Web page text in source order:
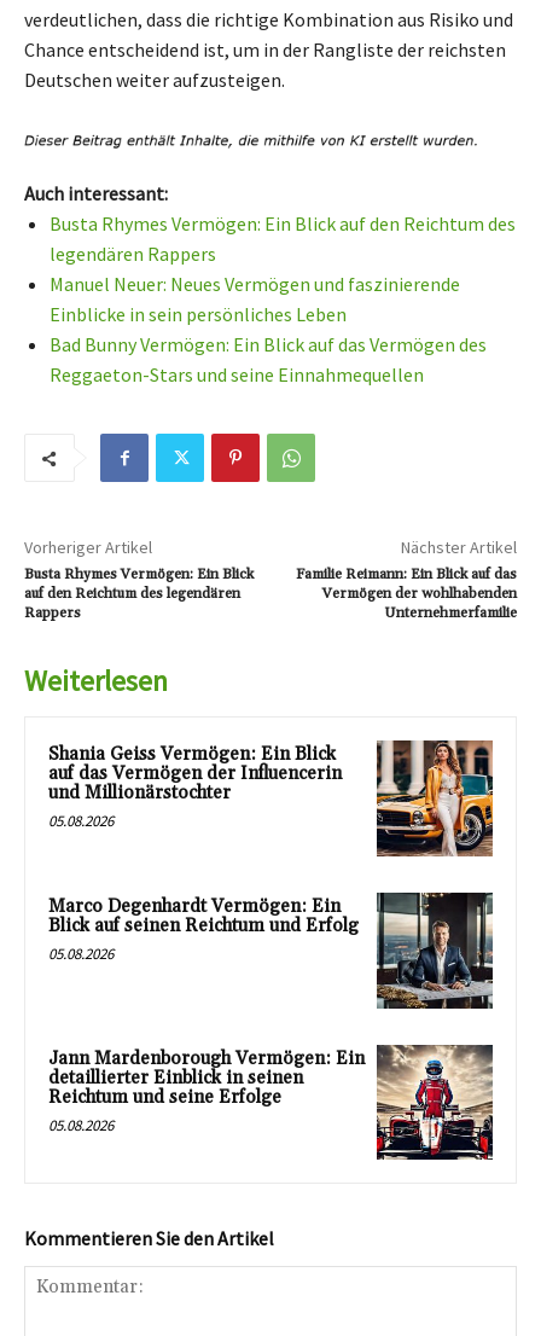
verdeutlichen, dass die richtige Kombination aus Risiko und
Chance entscheidend ist, um in der Rangliste der reichsten
Deutschen weiter aufzusteigen.
Auch interessant:
Busta Rhymes Vermögen: Ein Blick auf den Reichtum des
legendären Rappers
Manuel Neuer: Neues Vermögen und faszinierende
Einblicke in sein persönliches Leben
Bad Bunny Vermögen: Ein Blick auf das Vermögen des
Reggaeton-Stars und seine Einnahmequellen
Vorheriger Artikel
Busta Rhymes Vermögen: Ein Blick
auf den Reichtum des legendären
Rappers
Nächster Artikel
Familie Reimann: Ein Blick auf das
Vermögen der wohlhabenden
Unternehmerfamilie
Weiterlesen
Shania Geiss Vermögen: Ein Blick
auf das Vermögen der Influencerin
und Millionärstochter
05.08.2026
Marco Degenhardt Vermögen: Ein
Blick auf seinen Reichtum und Erfolg
05.08.2026
Jann Mardenborough Vermögen: Ein
detaillierter Einblick in seinen
Reichtum und seine Erfolge
05.08.2026
Kommentieren Sie den Artikel